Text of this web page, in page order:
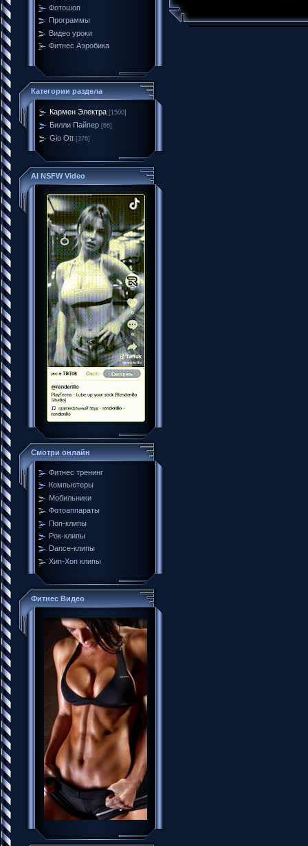
Фотошоп
Программы
Видео уроки
Фитнес Аэробика
Категории раздела
Кармен Электра [1500]
Билли Пайпер [66]
Gio Ott [376]
AI NSFW Video
Смотри онлайн
Фитнес тренинг
Компьютеры
Мобильники
Фотоаппараты
Поп-клипы
Рок-клипы
Dance-клипы
Хип-Хоп клипы
Фитнес Видео